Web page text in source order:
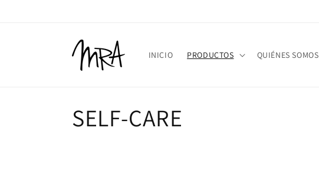
INICIO PRODUCTOS QUIÉNES SOMOS
C
SELF-CARE